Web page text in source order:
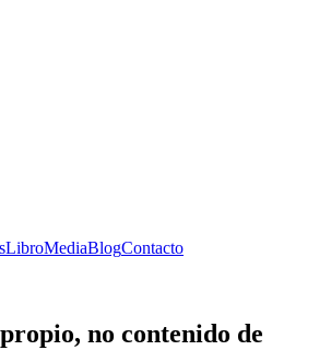
LibroMediaBlogContacto
no contenido de